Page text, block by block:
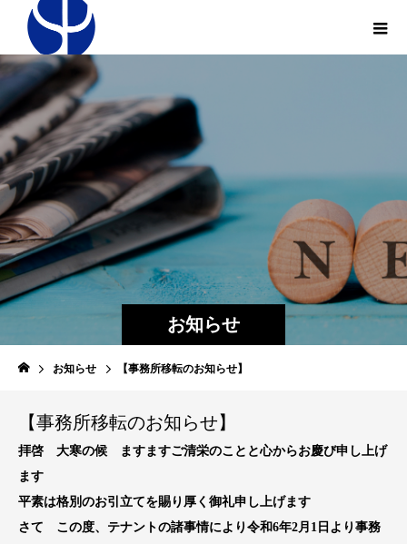
お知らせ
お知らせ 【事務所移転のお知らせ】
【事務所移転のお知らせ】
拝啓 大寒の候 ますますご清栄のことと心からお慶び申し上げ
ます
平素は格別のお引立てを賜り厚く御礼申し上げます
さて この度、テナントの諸事情により令和6年2月1日より事務